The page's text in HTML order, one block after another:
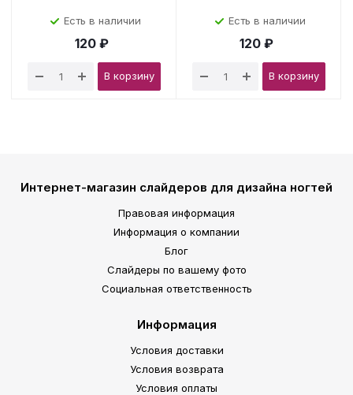
Есть в наличии
120 ₽
В корзину
Есть в наличии
120 ₽
В корзину
Интернет-магазин слайдеров для дизайна ногтей
Правовая информация
Информация о компании
Блог
Слайдеры по вашему фото
Социальная ответственность
Информация
Условия доставки
Условия возврата
Условия оплаты